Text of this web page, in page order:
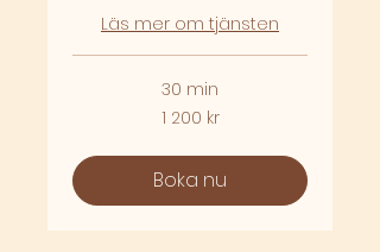
Läs mer om tjänsten
30 min
1 200 kr
Boka nu